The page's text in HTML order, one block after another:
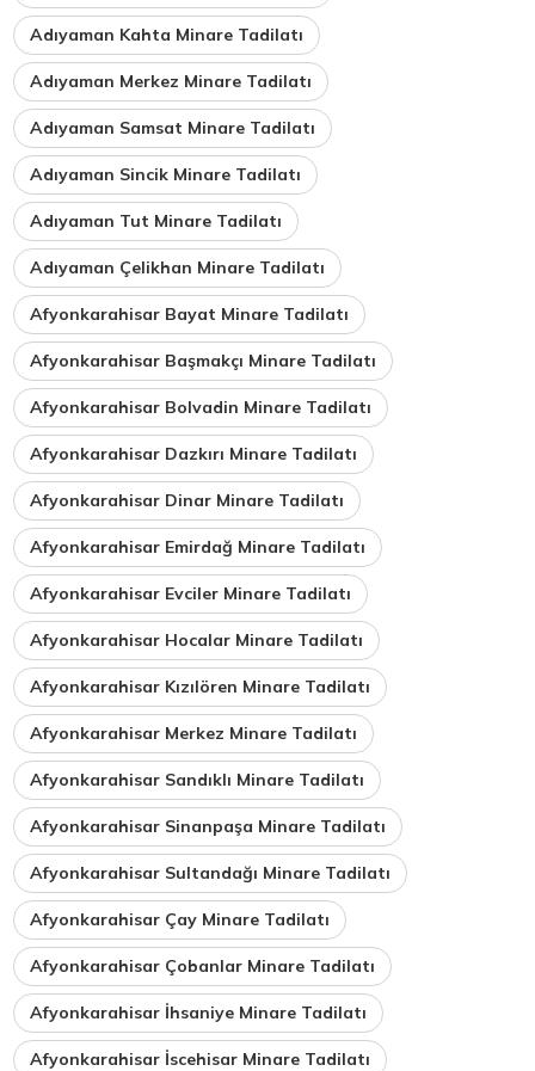
Adıyaman Kahta Minare Tadilatı
Adıyaman Merkez Minare Tadilatı
Adıyaman Samsat Minare Tadilatı
Adıyaman Sincik Minare Tadilatı
Adıyaman Tut Minare Tadilatı
Adıyaman Çelikhan Minare Tadilatı
Afyonkarahisar Bayat Minare Tadilatı
Afyonkarahisar Başmakçı Minare Tadilatı
Afyonkarahisar Bolvadin Minare Tadilatı
Afyonkarahisar Dazkırı Minare Tadilatı
Afyonkarahisar Dinar Minare Tadilatı
Afyonkarahisar Emirdağ Minare Tadilatı
Afyonkarahisar Evciler Minare Tadilatı
Afyonkarahisar Hocalar Minare Tadilatı
Afyonkarahisar Kızılören Minare Tadilatı
Afyonkarahisar Merkez Minare Tadilatı
Afyonkarahisar Sandıklı Minare Tadilatı
Afyonkarahisar Sinanpaşa Minare Tadilatı
Afyonkarahisar Sultandağı Minare Tadilatı
Afyonkarahisar Çay Minare Tadilatı
Afyonkarahisar Çobanlar Minare Tadilatı
Afyonkarahisar İhsaniye Minare Tadilatı
Afyonkarahisar İscehisar Minare Tadilatı